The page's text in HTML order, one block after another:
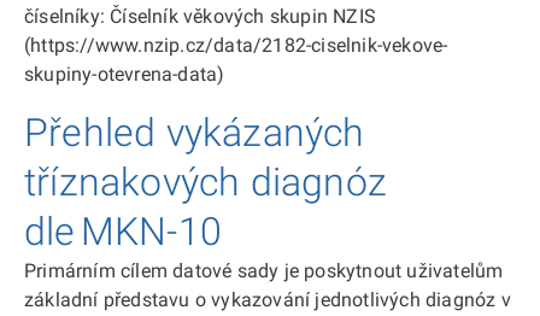
číselníky: Číselník věkových skupin NZIS
(https://www.nzip.cz/data/2182-ciselnik-vekove-
skupiny-otevrena-data)
Přehled vykázaných
tříznakových diagnóz
dle MKN-10
Primárním cílem datové sady je poskytnout uživatelům
základní představu o vykazování jednotlivých diagnóz v